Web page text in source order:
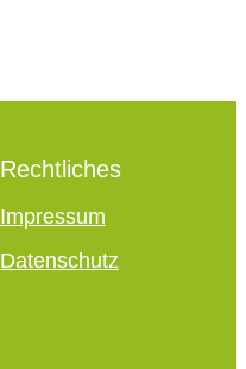
Rechtliches
Impressum
Datenschutz